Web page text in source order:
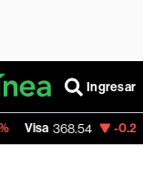
Ingresar
-0.28%